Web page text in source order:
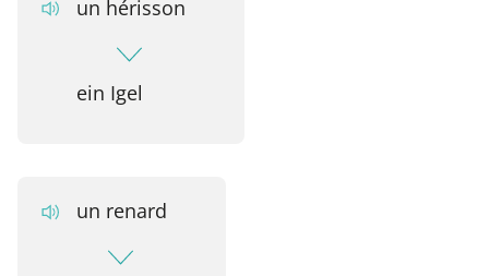
un hérisson
ein Igel
un renard